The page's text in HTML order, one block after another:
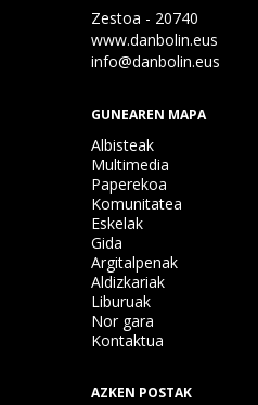
Zestoa - 20740
www.danbolin.eus
info@danbolin.eus
GUNEAREN MAPA
Albisteak
Multimedia
Paperekoa
Komunitatea
Eskelak
Gida
Argitalpenak
Aldizkariak
Liburuak
Nor gara
Kontaktua
AZKEN POSTAK